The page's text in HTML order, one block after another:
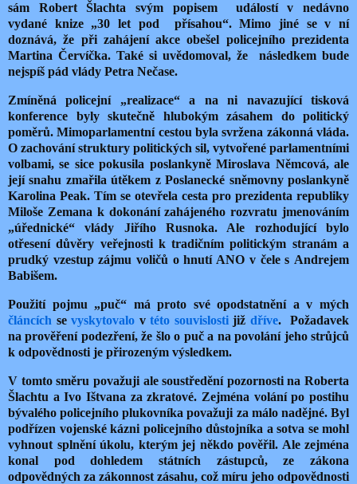
sám Robert Šlachta svým popisem událostí v nedávno
vydané knize „30 let pod přísahou“. Mimo jiné se v ní
doznává, že při zahájení akce obešel policejního prezidenta
Martina Červíčka. Také si uvědomoval, že následkem bude
nejspíš pád vlády Petra Nečase.
Zmíněná policejní „realizace“ a na ni navazující tisková
konference byly skutečně hlubokým zásahem do politický
poměrů. Mimoparlamentní cestou byla svržena zákonná vláda.
O zachování struktury politických sil, vytvořené parlamentními
volbami, se sice pokusila poslankyně Miroslava Němcová, ale
její snahu zmařila útěkem z Poslanecké sněmovny poslankyně
Karolina Peak. Tím se otevřela cesta pro prezidenta republiky
Miloše Zemana k dokonání zahájeného rozvratu jmenováním
„úřednické“ vlády Jiřího Rusnoka. Ale rozhodující bylo
otřesení důvěry veřejnosti k tradičním politickým stranám a
prudký vzestup zájmu voličů o hnutí ANO v čele s Andrejem
Babišem.
Použití pojmu „puč“ má proto své opodstatnění a v mých
článcích sevyskytovalo vtéto souvislostijiž dříve. Požadavek
na prověření podezření, že šlo o puč a na povolání jeho strůjců
k odpovědnosti je přirozeným výsledkem.
V tomto směru považuji ale soustředění pozornosti na Roberta
Šlachtu a Ivo Ištvana za zkratové. Zejména volání po postihu
bývalého policejního plukovníka považuji za málo nadějné. Byl
podřízen vojenské kázni policejního důstojníka a sotva se mohl
vyhnout splnění úkolu, kterým jej někdo pověřil. Ale zejména
konal pod dohledem státních zástupců, ze zákona
odpovědných za zákonnost zásahu, což míru jeho odpovědnosti